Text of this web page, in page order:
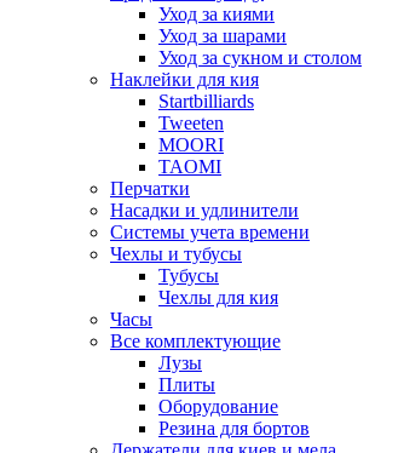
Уход за киями
Уход за шарами
Уход за сукном и столом
Наклейки для кия
Startbilliards
Tweeten
MOORI
TAOMI
Перчатки
Насадки и удлинители
Системы учета времени
Чехлы и тубусы
Тубусы
Чехлы для кия
Часы
Все комплектующие
Лузы
Плиты
Оборудование
Резина для бортов